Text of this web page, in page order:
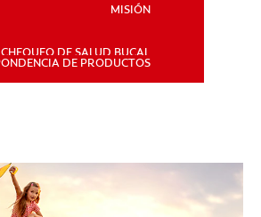
MISIÓN
CHEQUEO DE SALUD BUCAL
DE PRODUCTOS